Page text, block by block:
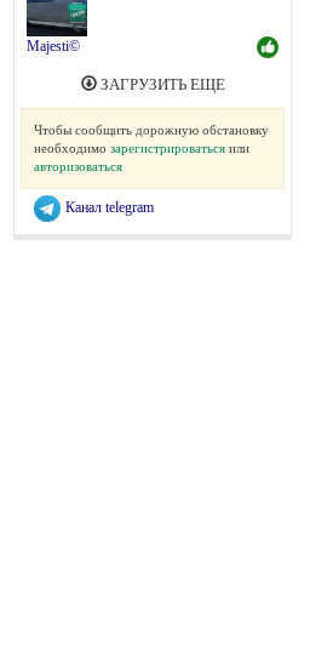
Majesti©
ЗАГРУЗИТЬ ЕЩЕ
Чтобы сообщить дорожную обстановку
необходимо зарегистрироваться или
авторизоваться
Канал telegram